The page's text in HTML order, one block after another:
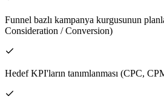
Funnel bazlı kampanya kurgusunun
Consideration / Conversion)
Hedef KPI'ların tanımlanması (CPC,